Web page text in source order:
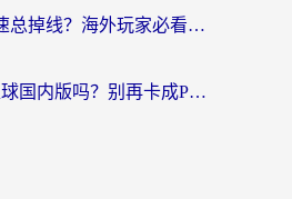
美国冒险岛2加速总掉线？海外玩家必看的国服游戏加速器选择指南
国外能玩实况足球国内版吗？别再卡成PPT！海外党国服游戏加速全攻略